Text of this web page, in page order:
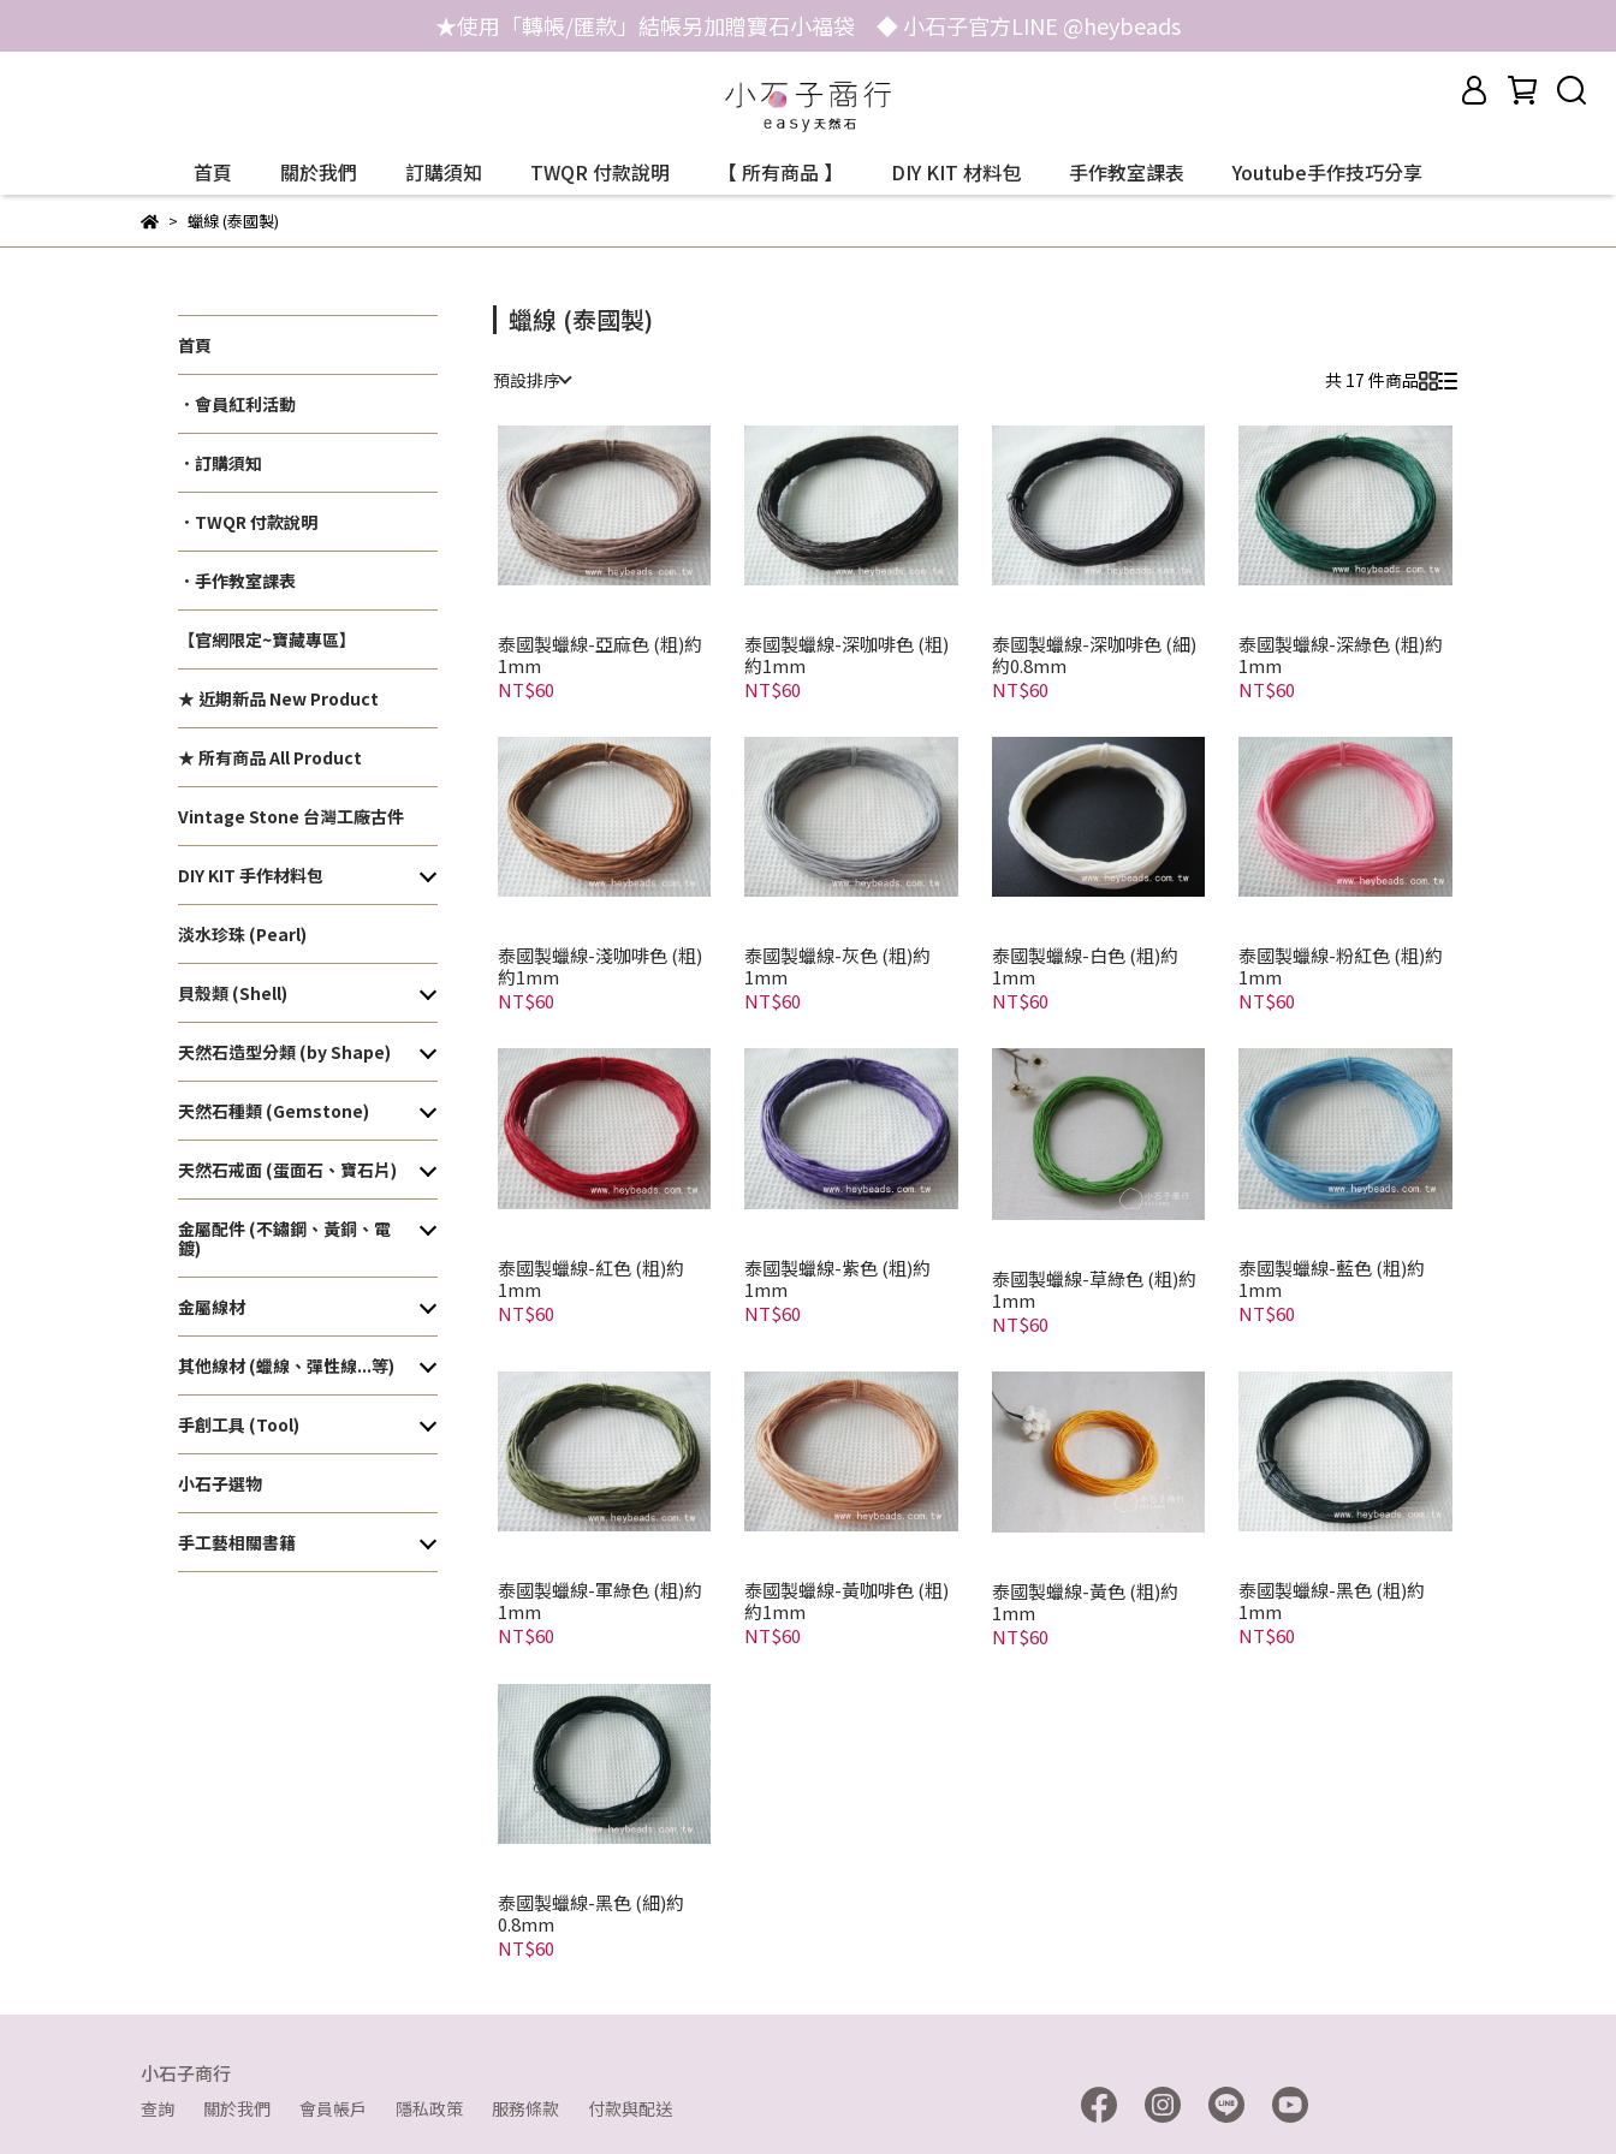
★使用「轉帳/匯款」結帳另加贈寶石小福袋 ◆ 小石子官方LINE @heybeads
首頁 關於我們 訂購須知 TWQR 付款說明 【 所有商品 】 DIY KIT 材料包 手作教室課表 Youtube手作技巧分享
蠟線 (泰國製)
首頁
．會員紅利活動
．訂購須知
．TWQR 付款說明
．手作教室課表
【官網限定~寶藏專區】
★ 近期新品 New Product
★ 所有商品 All Product
Vintage Stone 台灣工廠古件
DIY KIT 手作材料包
淡水珍珠 (Pearl)
貝殼類 (Shell)
天然石造型分類 (by Shape)
天然石種類 (Gemstone)
天然石戒面 (蛋面石、寶石片)
金屬配件 (不鏽鋼、黃銅、電
鍍)
金屬線材
其他線材 (蠟線、彈性線...等)
手創工具 (Tool)
小石子選物
手工藝相關書籍
蠟線 (泰國製)
預設排序 共 17 件商品
泰國製蠟線-亞麻色 (粗)約
1mm
NT$60
泰國製蠟線-深咖啡色 (粗)
約1mm
NT$60
泰國製蠟線-深咖啡色 (細)
約0.8mm
NT$60
泰國製蠟線-深綠色 (粗)約
1mm
NT$60
泰國製蠟線-淺咖啡色 (粗)
約1mm
NT$60
泰國製蠟線-灰色 (粗)約
1mm
NT$60
泰國製蠟線-白色 (粗)約
1mm
NT$60
泰國製蠟線-粉紅色 (粗)約
1mm
NT$60
泰國製蠟線-紅色 (粗)約
1mm
NT$60
泰國製蠟線-紫色 (粗)約
1mm
NT$60
泰國製蠟線-草綠色 (粗)約
1mm
NT$60
泰國製蠟線-藍色 (粗)約
1mm
NT$60
泰國製蠟線-軍綠色 (粗)約
1mm
NT$60
泰國製蠟線-黃咖啡色 (粗)
約1mm
NT$60
泰國製蠟線-黃色 (粗)約
1mm
NT$60
泰國製蠟線-黑色 (粗)約
1mm
NT$60
泰國製蠟線-黑色 (細)約
0.8mm
NT$60
小石子商行
查詢 關於我們 會員帳戶 隱私政策 服務條款 付款與配送